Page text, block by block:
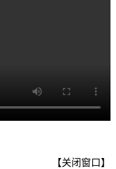
【关闭窗口】